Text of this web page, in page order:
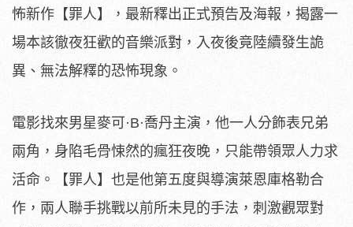
怖新作【罪人】，最新釋出正式預告及海報，揭露一
場本該徹夜狂歡的音樂派對，入夜後竟陸續發生詭
異、無法解釋的恐怖現象。
電影找來男星麥可·B·喬丹主演，他一人分飾表兄弟
兩角，身陷毛骨悚然的瘋狂夜晚， 只能帶領眾人力求
活命。【罪人】 也是他第五度與導演萊恩庫格勒合
作， 兩人聯手挑戰以前所未見的手法，刺激觀眾對